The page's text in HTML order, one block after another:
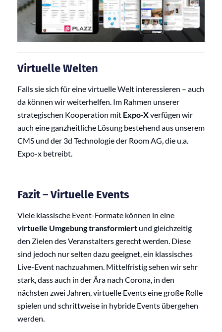
Virtuelle Welten
Falls sie sich für eine virtuelle Welt interessieren – auch
da können wir weiterhelfen. Im Rahmen unserer
strategischen Kooperation mit Expo-Xverfügen wir
auch eine ganzheitliche Lösung bestehend aus unserem
CMS und der 3d Technologie der Room AG, die u.a.
Expo-x betreibt.
Fazit – Virtuelle Events
Viele klassische Event-Formate können in eine
virtuelle Umgebung transformiert und gleichzeitig
den Zielen des Veranstalters gerecht werden. Diese
sind jedoch nur selten dazu geeignet, ein klassisches
Live-Event nachzuahmen. Mittelfristig sehen wir sehr
stark, dass auch in der Ära nach Corona, in den
nächsten zwei Jahren, virtuelle Events eine große Rolle
spielen und schrittweise in hybride Events übergehen
werden.